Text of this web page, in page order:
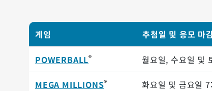
게임 추첨일 및 응모 마
POWERBALL® 월요일, 수요일 및
MEGA MILLIONS® 화요일 및 금요일